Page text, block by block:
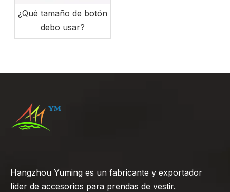
¿Qué tamaño de botón
debo usar?
Hangzhou Yuming es un fabricante y exportador
líder de accesorios para prendas de vestir.